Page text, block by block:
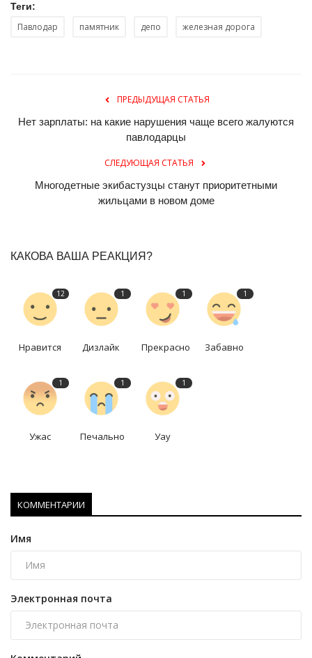
Теги:
Павлодар памятник депо железная дорога
ПРЕДЫДУЩАЯ СТАТЬЯ
Нет зарплаты: на какие нарушения чаще всего жалуются
павлодарцы
СЛЕДУЮЩАЯ СТАТЬЯ
Многодетные экибастузцы станут приоритетными
жильцами в новом доме
КАКОВА ВАША РЕАКЦИЯ?
12
Нравится
1
Дизлайк
1
Прекрасно
1
Забавно
1
Ужас
1
Печально
1
Уау
КОММЕНТАРИИ
Имя
Электронная почта